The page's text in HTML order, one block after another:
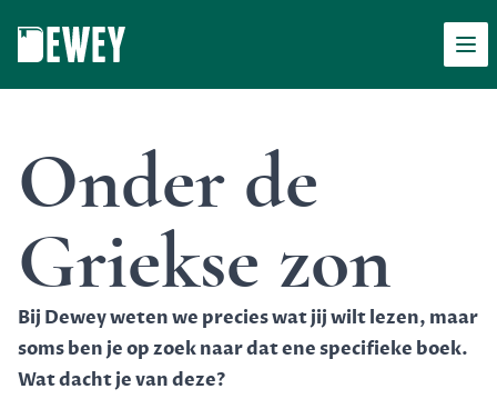
Onder de
Griekse zon
Bij Dewey weten we precies wat jij wilt lezen, maar
soms ben je op zoek naar dat ene specifieke boek.
Wat dacht je van deze?